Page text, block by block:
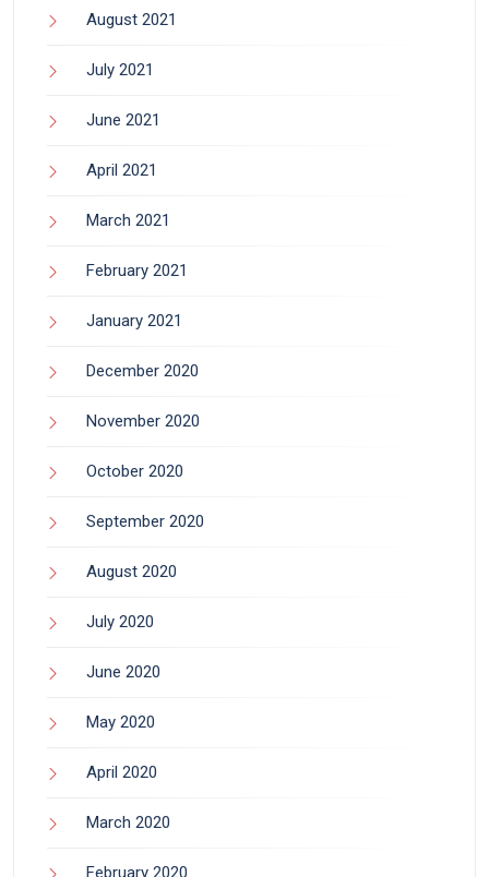
August 2021
July 2021
June 2021
April 2021
March 2021
February 2021
January 2021
December 2020
November 2020
October 2020
September 2020
August 2020
July 2020
June 2020
May 2020
April 2020
March 2020
February 2020